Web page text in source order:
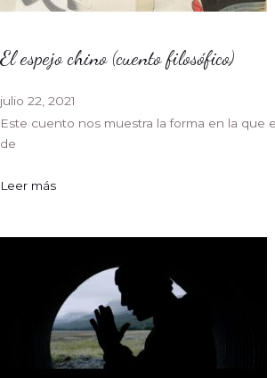
El espejo chino (cuento filosófico)
julio 22, 2021
Este cuento nos muestra la forma en la que
de
Leer más